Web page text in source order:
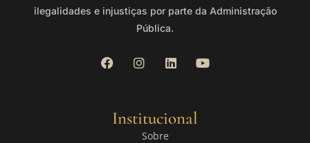
ilegalidades e injustiças por parte da Administração
Pública.
Institucional
Sobre